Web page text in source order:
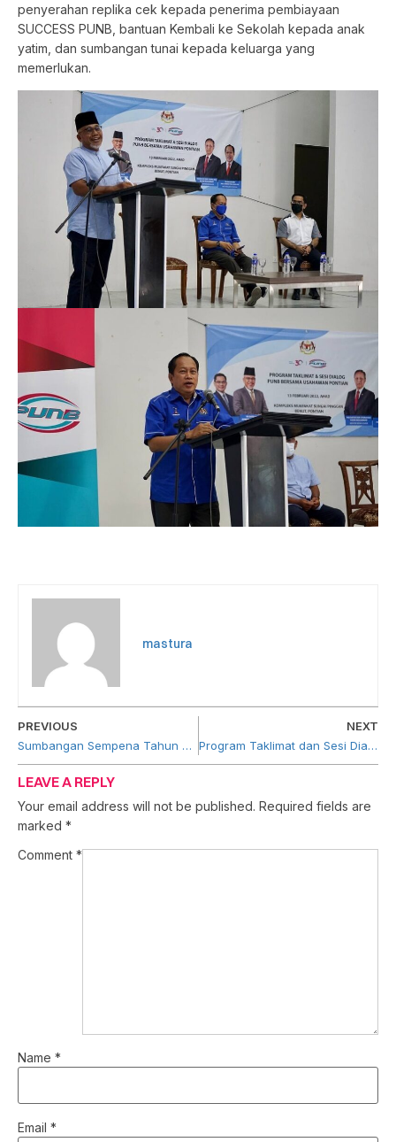
penyerahan replika cek kepada penerima pembiayaan
SUCCESS PUNB, bantuan Kembali ke Sekolah kepada anak
yatim, dan sumbangan tunai kepada keluarga yang
memerlukan.
mastura
PREVIOUS
Sumbangan Sempena Tahun Baru Cina
NEXT
Program Taklimat dan Sesi Dialog PUNB bersama Usahawan Pontian
LEAVE A REPLY
Your email address will not be published. Required fields are
marked *
Comment *
Name *
Email *